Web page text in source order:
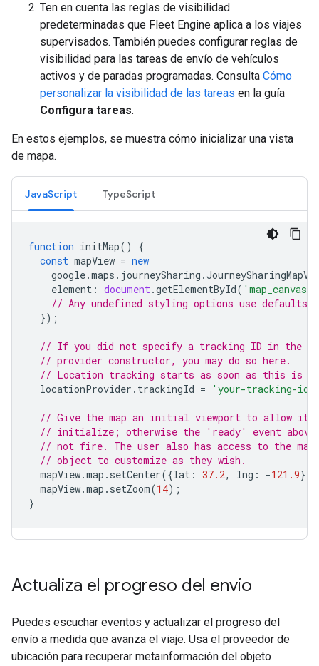
Ten en cuenta las reglas de visibilidad
predeterminadas que Fleet Engine aplica a los viajes
supervisados. También puedes configurar reglas de
visibilidad para las tareas de envío de vehículos
activos y de paradas programadas. Consulta Cómo
personalizar la visibilidad de las tareas en la guía
Configura tareas.
En estos ejemplos, se muestra cómo inicializar una vista
de mapa.
JavaScript TypeScript
function initMap()
{
const mapView = new
google.maps . journeySharing .
element : document.getElementById( 'map_canvas'
// Any undefined styling options use defaults.
});
// If you did not specify a tracking ID in the
// provider constructor, you may do so here.
// Location tracking starts as soon as this is
locationProvider . trackingId = 'your-tracking-id'
// Give the map an initial viewport to allow it
// initialize; otherwise the 'ready' event above
// not fire. The user also has access to the
// object to customize as they wish.
mapView.map . setCenter({lat : 37.2, lng : -121.9});
mapView.map . setZoom(14);
}
Actualiza el progreso del envío
Puedes escuchar eventos y actualizar el progreso del
envío a medida que avanza el viaje. Usa el proveedor de
ubicación para recuperar metainformación del objeto